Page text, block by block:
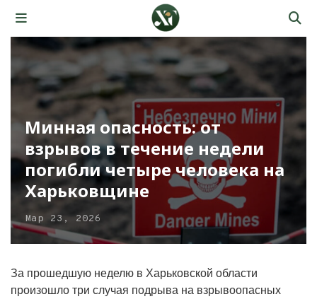
Минная опасность: от
взрывов в течение недели
погибли четыре человека на
Харьковщине
Мар 23, 2026
За прошедшую неделю в Харьковской области
произошло три случая подрыва на взрывоопасных